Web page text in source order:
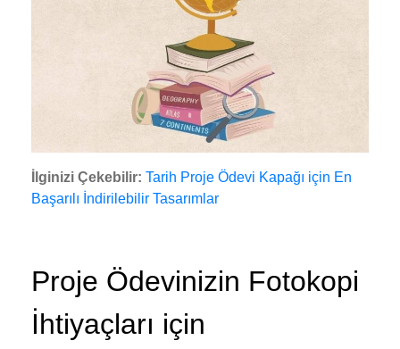
İlginizi Çekebilir: Tarih Proje Ödevi Kapağı için En
Başarılı İndirilebilir Tasarımlar
Proje Ödevinizin Fotokopi
İhtiyaçları için